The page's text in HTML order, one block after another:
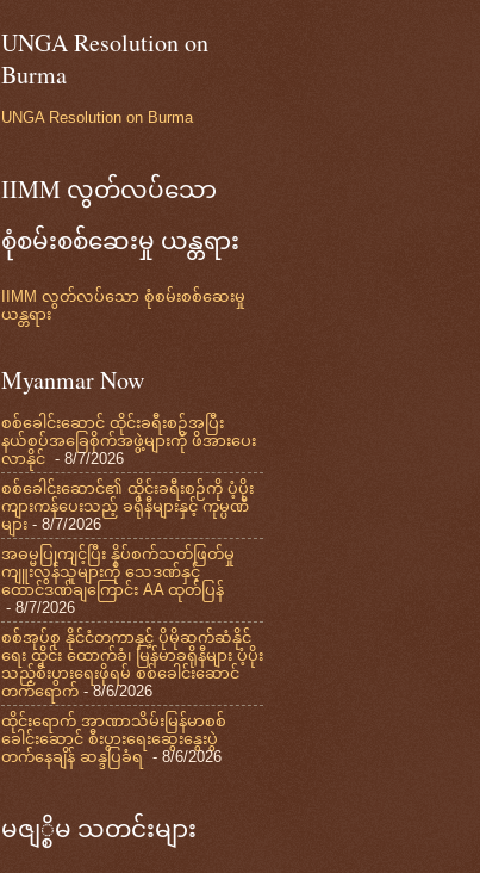
UNGA Resolution on
Burma
UNGA Resolution on Burma
IIMM လွတ်လပ်သော
စုံစမ်းစစ်ဆေးမှု ယန္တရား
IIMM လွတ်လပ်သော စုံစမ်းစစ်ဆေးမှု
ယန္တရား
Myanmar Now
စစ်ခေါင်းဆောင် ထိုင်းခရီးစဉ်အပြီး
နယ်စပ်အခြေစိုက်အဖွဲ့များကို ဖိအားပေး
လာနိုင် - 8/7/2026
စစ်ခေါင်းဆောင်၏ ထိုင်းခရီးစဉ်ကို ပံ့ပိုး
ကျားကန်ပေးသည့် ခရိုနီများနှင့် ကုမ္ပဏီ
များ - 8/7/2026
အဓမ္မပြုကျင့်ပြီး နှိပ်စက်သတ်ဖြတ်မှု
ကျူးလွန်သူများကို သေဒဏ်နှင့်
ထောင်ဒဏ်ချကြောင်း AA ထုတ်ပြန်
- 8/7/2026
စစ်အုပ်စု နိုင်ငံတကာနှင့် ပိုမိုဆက်ဆံနိုင်
ရေး ထိုင်း ထောက်ခံ၊ မြန်မာခရိုနီများ ပံ့ပိုး
သည့်စီးပွားရေးဖိုရမ် စစ်ခေါင်းဆောင်
တက်ရောက် - 8/6/2026
ထိုင်းရောက် အာဏာသိမ်းမြန်မာစစ်
ခေါင်းဆောင် စီးပွားရေးဆွေးနွေးပွဲ
တက်နေချိန် ဆန္ဒပြခံရ - 8/6/2026
မဇျ္စိမ သတင်းများ